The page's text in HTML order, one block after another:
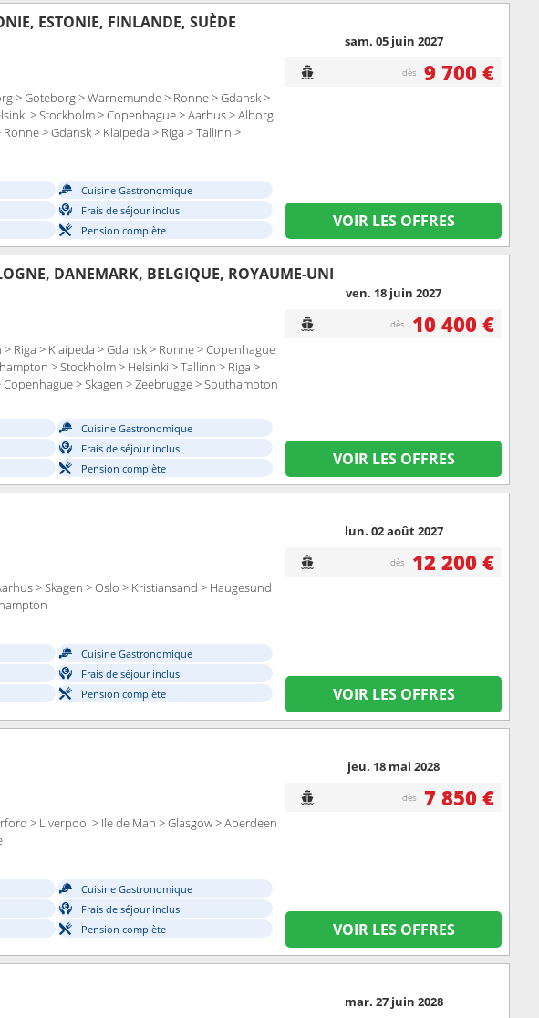
ESTONIE, FINLANDE, SUÈDE
> Goteborg > Warnemunde > Ronne > Gdansk >
> Stockholm > Copenhague > Aarhus > Alborg
> Gdansk > Klaipeda > Riga > Tallinn >
Cuisine Gastronomique
Frais de séjour inclus
Pension complète
sam. 05 juin 2027
dès 9 700 €
VOIR LES OFFRES
DANEMARK, BELGIQUE, ROYAUME-UNI
Riga > Klaipeda > Gdansk > Ronne > Copenhague
> Stockholm > Helsinki > Tallinn > Riga >
> Skagen > Zeebrugge > Southampton
Cuisine Gastronomique
Frais de séjour inclus
Pension complète
ven. 18 juin 2027
dès 10 400 €
VOIR LES OFFRES
> Skagen > Oslo > Kristiansand > Haugesund
Cuisine Gastronomique
Frais de séjour inclus
Pension complète
lun. 02 août 2027
dès 12 200 €
VOIR LES OFFRES
> Liverpool > Ile de Man > Glasgow > Aberdeen
Cuisine Gastronomique
Frais de séjour inclus
Pension complète
jeu. 18 mai 2028
dès 7 850 €
VOIR LES OFFRES
mar. 27 juin 2028